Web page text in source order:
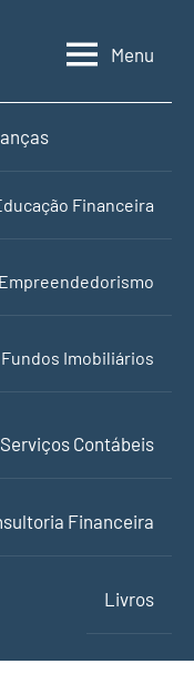
Menu
Financeira
Empreendedorismo
Fundos Imobiliários
Serviços Contábeis
Financeira
Livros